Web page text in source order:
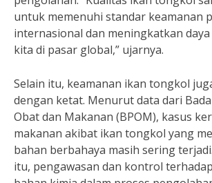
untuk memenuhi standar keamanan
internasional dan meningkatkan
kita di pasar global,” ujarnya.
Selain itu, keamanan ikan tongkol
dengan ketat. Menurut data dari
Obat dan Makanan (BPOM), kasus
makanan akibat ikan tongkol yang
bahan berbahaya masih sering
itu, pengawasan dan kontrol